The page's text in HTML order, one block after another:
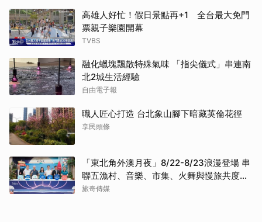
高雄人好忙！假日景點再+1 全台最大免門
票親子樂園開幕
TVBS
融化蠟塊飄散特殊氣味 「指尖儀式」串連南
北2城生活經驗
自由電子報
職人匠心打造 台北象山腳下暗藏英倫花徑
享民頭條
「東北角外澳月夜」8/22-8/23浪漫登場 串
聯五漁村、音樂、市集、火舞與慢旅共度夏
夜
旅奇傳媒